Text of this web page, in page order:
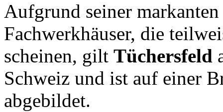
Aufgrund seiner
Fachwerkhäuser, die
scheinen, gilt Tüchersfeld
Schweiz und ist auf einer
abgebildet.